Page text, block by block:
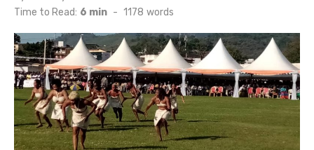
Time to Read: 6 min - 1178 words